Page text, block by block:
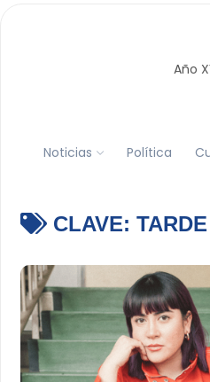
Año
Noticias Política
CLAVE: